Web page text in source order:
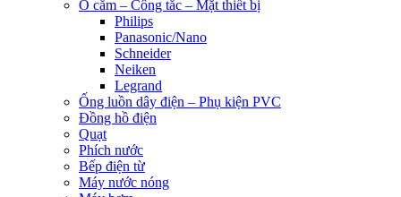
Ổ cắm – Công tắc – Mặt thiết bị
Philips
Panasonic/Nano
Schneider
Neiken
Legrand
Ống luồn dây điện – Phụ kiện PVC
Đồng hồ điện
Quạt
Phích nước
Bếp điện từ
Máy nước nóng